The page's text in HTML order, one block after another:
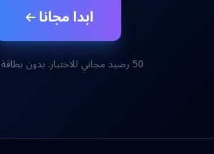
ابدا مجانا
50 رصيد مجاني للاختبار. بدون بطاقة ائتمان.